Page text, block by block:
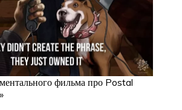
фильма про Postal